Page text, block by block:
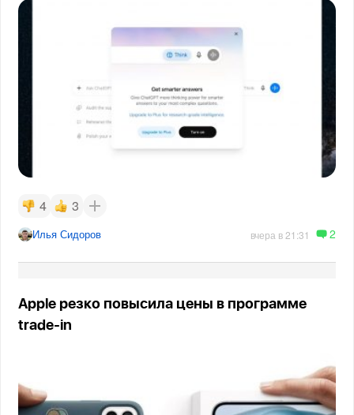
4 3
Илья Сидоров вчера в 21:31 2
Apple резко повысила цены в программе
trade-in